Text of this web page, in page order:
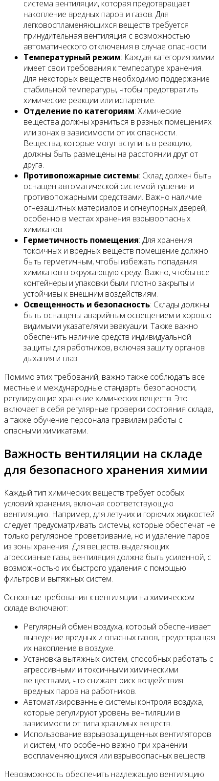
система вентиляции, которая предотвращает
накопление вредных паров и газов. Для
легковоспламеняющихся веществ требуется
принудительная вентиляция с возможностью
автоматического отключения в случае опасности.
Температурный режим: Каждая категория химии
имеет свои требования к температуре хранения.
Для некоторых веществ необходимо поддержание
стабильной температуры, чтобы предотвратить
химические реакции или испарение.
Отделение по категориям: Химические
вещества должны храниться в разных помещениях
или зонах в зависимости от их опасности.
Вещества, которые могут вступить в реакцию,
должны быть размещены на расстоянии друг от
друга.
Противопожарные системы: Склад должен быть
оснащен автоматической системой тушения и
противопожарными средствами. Важно наличие
огнезащитных материалов и огнеупорных дверей,
особенно в местах хранения взрывоопасных
химикатов.
Герметичность помещения: Для хранения
токсичных и вредных веществ помещение должно
быть герметичным, чтобы избежать попадания
химикатов в окружающую среду. Важно, чтобы все
контейнеры и упаковки были плотно закрыты и
устойчивы к внешним воздействиям.
Освещенность и безопасность: Склады должны
быть оснащены аварийным освещением и хорошо
видимыми указателями эвакуации. Также важно
обеспечить наличие средств индивидуальной
защиты для работников, включая защиту органов
дыхания и глаз.
Помимо этих требований, важно также соблюдать все
местные и международные стандарты безопасности,
регулирующие хранение химических веществ. Это
включает в себя регулярные проверки состояния склада,
а также обучение персонала правилам работы с
опасными химикатами.
Важность вентиляции на складе
для безопасного хранения химии
Каждый тип химических веществ требует особых
условий хранения, включая соответствующую
вентиляцию. Например, для летучих и горючих жидкостей
следует предусматривать системы, которые обеспечат не
только регулярное проветривание, но и удаление паров
из зоны хранения. Для веществ, выделяющих
агрессивные газы, вентиляция должна быть усиленной, с
возможностью их быстрого удаления с помощью
фильтров и вытяжных систем.
Основные требования к вентиляции на химическом
складе включают:
Регулярный обмен воздуха, который обеспечивает
выведение вредных и опасных газов, предотвращая
их накопление в воздухе.
Установка вытяжных систем, способных работать с
агрессивными и токсичными химическими
веществами, что снижает риск воздействия
вредных паров на работников.
Автоматизированные системы контроля воздуха,
которые регулируют уровень вентиляции в
зависимости от типа хранимых веществ.
Использование взрывозащищенных вентиляторов
и систем, что особенно важно при хранении
воспламеняющихся или взрывоопасных веществ.
Невозможность обеспечить надлежащую вентиляцию